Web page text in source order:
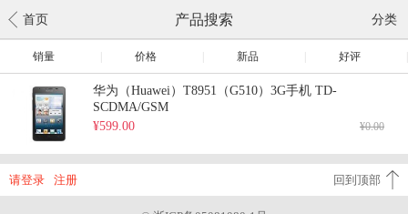
首页 产品搜索 分类
销量 价格 新品 好评
华为（Huawei）T8951（G510）3G手机 TD-
SCDMA/GSM
¥599.00
¥0.00
请登录 注册 回到顶部